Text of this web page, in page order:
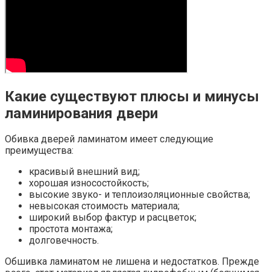
Какие существуют плюсы и минусы
ламинирования двери
Обивка дверей ламинатом имеет следующие
преимущества:
красивый внешний вид;
хорошая износостойкость;
высокие звуко- и теплоизоляционные свойства;
невысокая стоимость материала;
широкий выбор фактур и расцветок;
простота монтажа;
долговечность.
Обшивка ламинатом не лишена и недостатков. Прежде